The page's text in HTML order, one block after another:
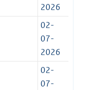
2026
02-
07-
2026
02-
07-